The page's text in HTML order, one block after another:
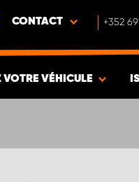
CONTACT +352
VOTRE VÉHICULE